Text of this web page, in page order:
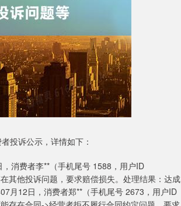
投诉公示，详情如下：
消费者李**（手机尾号 1588，用户ID
其他投诉问题，要求赔偿损失。处理结果：达成
月12日，消费者郑**（手机尾号 2673，用户ID